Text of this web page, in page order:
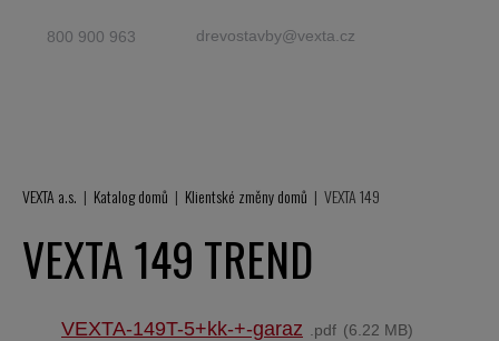
800 900 963 drevostavby@vexta.cz
VEXTA a.s. Katalog domů Klientské změny domů VEXTA 149
VEXTA 149 TREND
VEXTA-149T-5+kk-+-garaz pdf 6.22 MB